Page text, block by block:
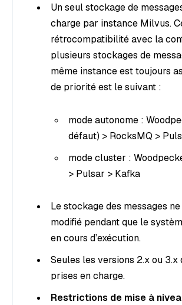
Un seul stockage de
charge par instance Milvus.
rétrocompatibilité avec la
plusieurs stockages de
même instance est toujours
de priorité est le suivant :
mode autonome :
défaut) > RocksMQ >
mode cluster :
> Pulsar > Kafka
Le stockage des messages
modifié pendant que le
en cours d’exécution.
Seules les versions 2.x ou 3.x
prises en charge.
Restrictions de mise à